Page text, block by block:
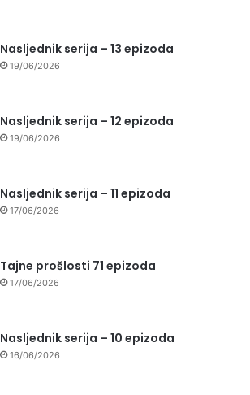
Nasljednik serija – 13 epizoda
19/06/2026
Nasljednik serija – 12 epizoda
19/06/2026
Nasljednik serija – 11 epizoda
17/06/2026
Tajne prošlosti 71 epizoda
17/06/2026
Nasljednik serija – 10 epizoda
16/06/2026